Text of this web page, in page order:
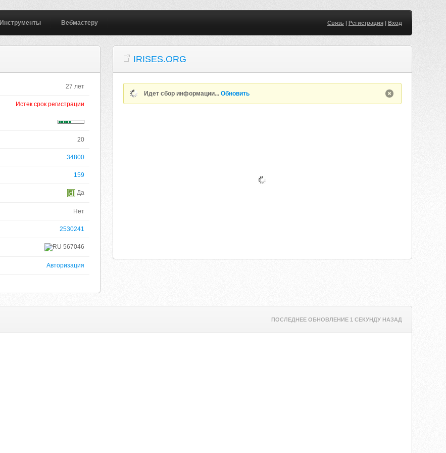
Инструменты Вебмастеру Связь| Регистрация| Вход
27 лет
Истек срок регистрации
20
34800
159
Да
Нет
2530241
567046
Авторизация
IRISES.ORG
Идет сбор информации...Обновить
ПОСЛЕДНЕЕ ОБНОВЛЕНИЕ 1 СЕКУНДУ НАЗАД